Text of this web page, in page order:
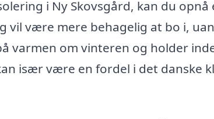
i Ny Skovsgård, kan du
vil være mere behagelig at bo i,
varmen om vinteren og holder
især være en fordel i det danske